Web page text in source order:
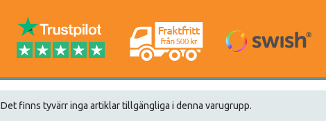
Det finns tyvärr inga artiklar tillgängliga i denna varugrupp.